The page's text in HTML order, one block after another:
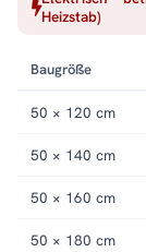
Stahlkorpus in
Heizstab)
Baugröße
50 × 120 cm
50 × 140 cm
50 × 160 cm
50 × 180 cm